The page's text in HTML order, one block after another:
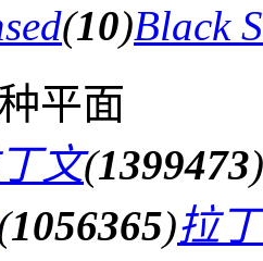
(10)Black
平面
文(1399473)
1056365)拉